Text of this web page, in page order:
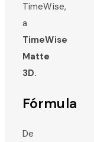
TimeWise,
a
TimeWise
Matte
3D.
Fórmula
De